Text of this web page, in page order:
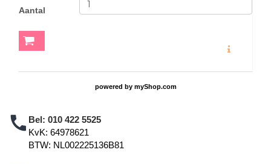
Aantal
powered by myShop.com
Bel: 010 422 5525
KvK: 64978621
BTW: NL002225136B81